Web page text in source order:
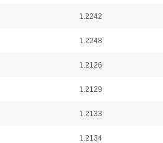
1.2242
1.2248
1.2126
1.2129
1.2133
1.2134